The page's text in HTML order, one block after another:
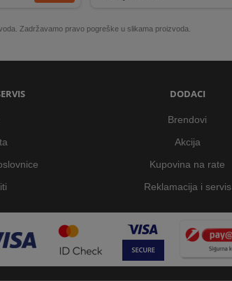
Zadržavamo pravo pogreške u slikama proizvoda.
DODACI
Brendovi
Akcija
Kupovina na rate
Reklamacija i servis